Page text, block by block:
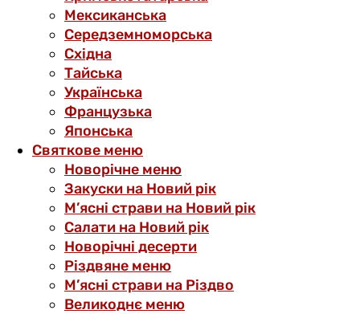
Мексиканська
Середземноморська
Східна
Тайська
Українська
Французька
Японська
Святкове меню
Новорічне меню
Закуски на Новий рік
М’ясні страви на Новий рік
Салати на Новий рік
Новорічні десерти
Різдвяне меню
М’ясні страви на Різдво
Великоднє меню